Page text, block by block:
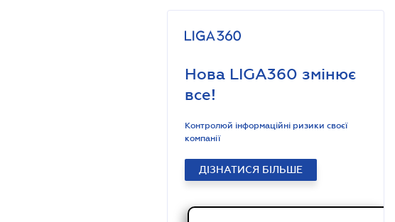
Нова LIGA360 змінює
все!
Контролюй інформаційні ризики своєї
компанії
ДІЗНАТИСЯ БІЛЬШЕ